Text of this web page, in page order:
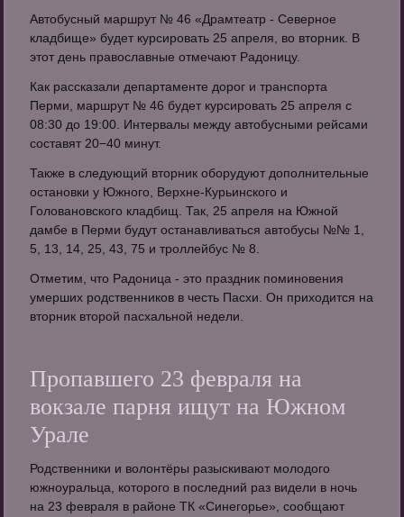
Автобусный маршрут № 46 «Драмтеатр - Северное
кладбище» будет курсировать 25 апреля, во вторник. В
этот день православные отмечают Радоницу.
Как рассказали департаменте дорог и транспорта
Перми, маршрут № 46 будет курсировать 25 апреля с
08:30 до 19:00. Интервалы между автобусными рейсами
составят 20−40 минут.
Также в следующий вторник оборудуют дополнительные
остановки у Южного, Верхне-Курьинского и
Головановского кладбищ. Так, 25 апреля на Южной
дамбе в Перми будут останавливаться автобусы №№ 1,
5, 13, 14, 25, 43, 75 и троллейбус № 8.
Отметим, что Радоница - это праздник поминовения
умерших родственников в честь Пасхи. Он приходится на
вторник второй пасхальной недели.
Пропавшего 23 февраля на
вокзале парня ищут на Южном
Урале
Родственники и волонтёры разыскивают молодого
южноуральца, которого в последний раз видели в ночь
на 23 февраля в районе ТК «Синегорье», сообщают